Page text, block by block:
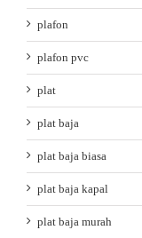
plafon
plafon pvc
plat
plat baja
plat baja biasa
plat baja kapal
plat baja murah